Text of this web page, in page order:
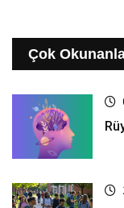
Çok